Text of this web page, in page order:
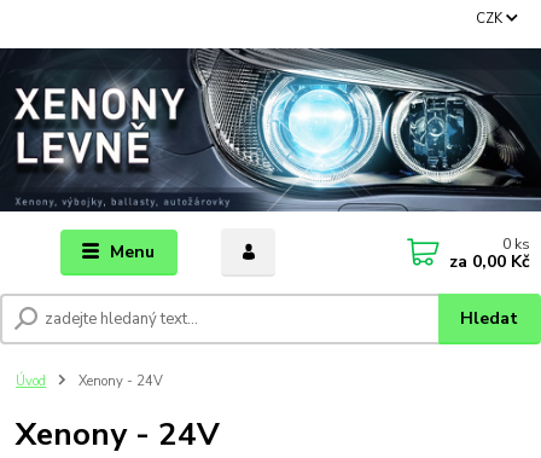
Menu
CZK
Hledat
0 ks
za 0,00 Kč
Úvod Xenony - 24V
Xenony - 24V